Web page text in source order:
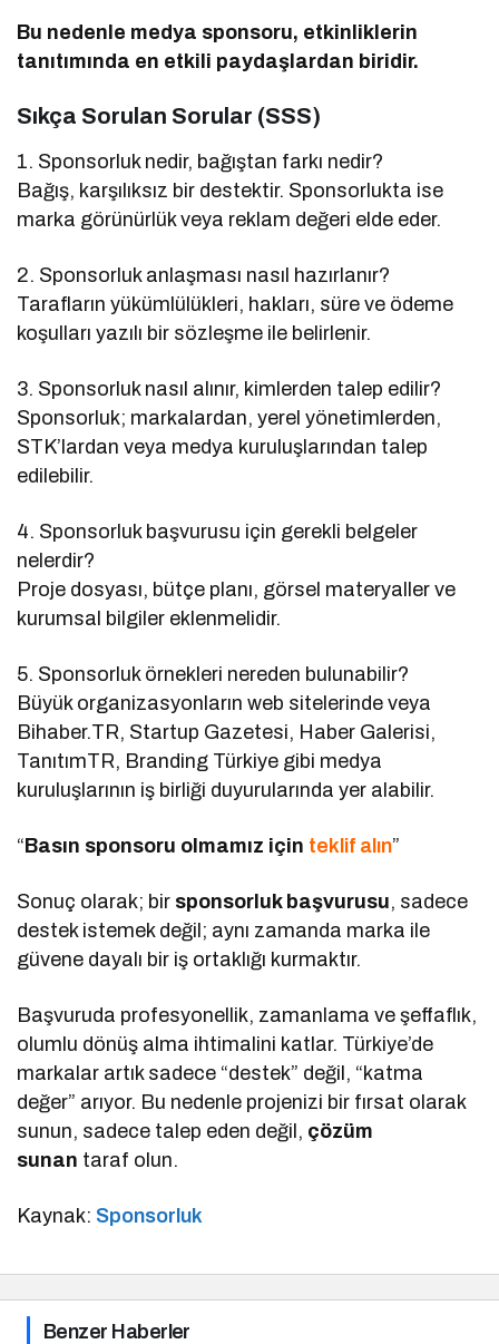
Bu nedenle medya sponsoru, etkinliklerin
tanıtımında en etkili paydaşlardan biridir.
Sıkça Sorulan Sorular (SSS)
1. Sponsorluk nedir, bağıştan farkı nedir?
Bağış, karşılıksız bir destektir. Sponsorlukta ise
marka görünürlük veya reklam değeri elde eder.
2. Sponsorluk anlaşması nasıl hazırlanır?
Tarafların yükümlülükleri, hakları, süre ve ödeme
koşulları yazılı bir sözleşme ile belirlenir.
3. Sponsorluk nasıl alınır, kimlerden talep edilir?
Sponsorluk; markalardan, yerel yönetimlerden,
STK’lardan veya medya kuruluşlarından talep
edilebilir.
4. Sponsorluk başvurusu için gerekli belgeler
nelerdir?
Proje dosyası, bütçe planı, görsel materyaller ve
kurumsal bilgiler eklenmelidir.
5. Sponsorluk örnekleri nereden bulunabilir?
Büyük organizasyonların web sitelerinde veya
Bihaber.TR, Startup Gazetesi, Haber Galerisi,
TanıtımTR, Branding Türkiye gibi medya
kuruluşlarının iş birliği duyurularında yer alabilir.
“Basın sponsoru olmamız için teklif alın”
Sonuç olarak; bir sponsorluk başvurusu, sadece
destek istemek değil; aynı zamanda marka ile
güvene dayalı bir iş ortaklığı kurmaktır.
Başvuruda profesyonellik, zamanlama ve şeffaflık,
olumlu dönüş alma ihtimalini katlar. Türkiye’de
markalar artık sadece “destek” değil, “katma
değer” arıyor. Bu nedenle projenizi bir fırsat olarak
sunun, sadece talep eden değil, çözüm
sunan taraf olun.
Kaynak: Sponsorluk
Benzer Haberler